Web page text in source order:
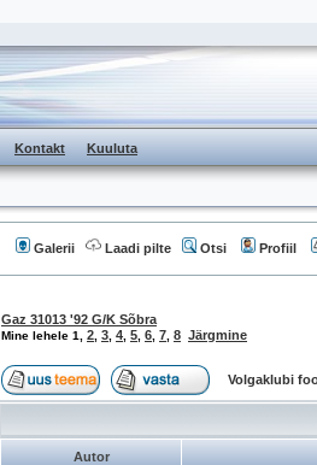
Kontakt Kuuluta
Galerii Laadi pilte Otsi Profiil
Gaz 31013 '92 G/K Sõbra
Mine lehele 1 2 3 4 5 6 7 8 Järgmine
Volgaklubi
Autor